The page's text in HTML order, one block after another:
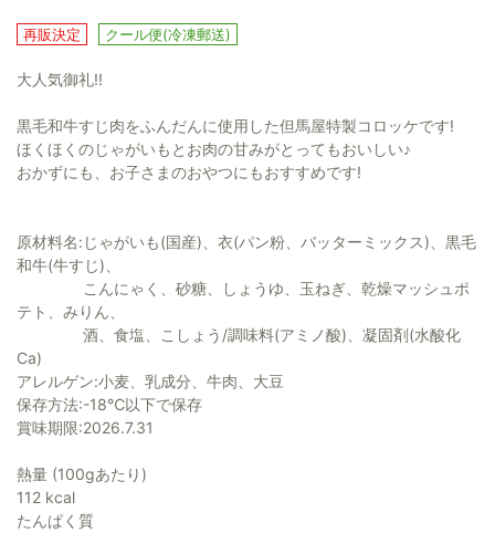
再販決定 クール便(冷凍郵送)
大人気御礼!!
黒毛和牛すじ肉をふんだんに使用した但馬屋特製コロッケです!
ほくほくのじゃがいもとお肉の甘みがとってもおいしい♪
おかずにも、お子さまのおやつにもおすすめです!
原材料名:じゃがいも(国産)、衣(パン粉、バッターミックス)、黒毛
和牛(牛すじ)、
こんにゃく、砂糖、しょうゆ、玉ねぎ、乾燥マッシュポ
テト、みりん、
酒、食塩、こしょう/調味料(アミノ酸)、凝固剤(水酸化
Ca)
アレルゲン:小麦、乳成分、牛肉、大豆
保存方法:-18℃以下で保存
賞味期限:2026.7.31
熱量 (100gあたり)
112 kcal
たんぱく質